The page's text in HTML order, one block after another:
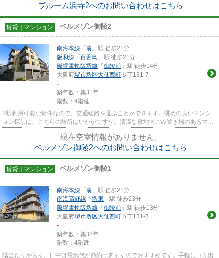
ブルーム浜寺2へのお問い合わせはこちら
賃貸｜マンション ベルメゾン御陵2
南海本線 「 湊 」駅 徒歩21分
阪和線 「 百舌鳥 」駅 徒歩21分
阪堺電軌阪堺線 「 御陵前 」駅 徒歩14分
大阪府堺市堺区大仙西町 ５丁131-7
-
築年数：築31年
階数：4階建
2駅利用可能な物件なので、交通経路を選ぶことができます。眺めの良いマンシ
ョン探しは、こちらの場所はいかがですか。清潔な敷地内ごみ置き場のあるマン
現在空室情報がありません。
ベルメゾン御陵2へのお問い合わせはこちら
賃貸｜マンション ベルメゾン御陵1
南海本線 「 湊 」駅 徒歩21分
南海高野線 「 堺東 」駅 徒歩23分
阪堺電軌阪堺線 「 御陵前 」駅 徒歩13分
大阪府堺市堺区大仙西町 ５丁131-3
-
築年数：築32年
階数：4階建
陽当たりが良く、日中は電気代が節約出来ますのでおすすめです。手軽にゴミ出